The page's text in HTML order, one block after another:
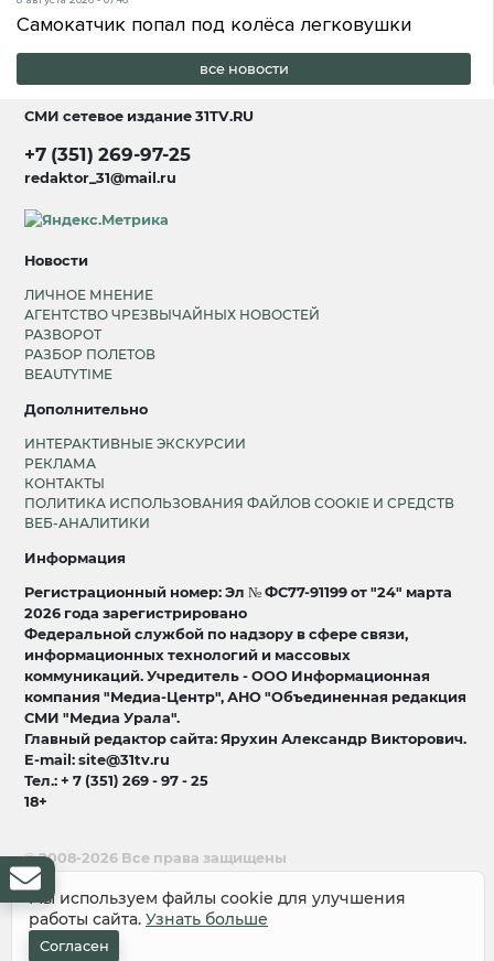
Самокатчик попал под колёса легковушки
все новости
СМИ сетевое издание31TV.RU
+7 (351) 269-97-25
redaktor_31@mail.ru
Новости
ЛИЧНОЕ МНЕНИЕ
АГЕНТСТВО ЧРЕЗВЫЧАЙНЫХ НОВОСТЕЙ
РАЗВОРОТ
РАЗБОР ПОЛЕТОВ
BEAUTYTIME
Дополнительно
ИНТЕРАКТИВНЫЕ ЭКСКУРСИИ
РЕКЛАМА
КОНТАКТЫ
ПОЛИТИКА ИСПОЛЬЗОВАНИЯ ФАЙЛОВ COOKIE И СРЕДСТВ
ВЕБ-АНАЛИТИКИ
Информация
Регистрационный номер: Эл № ФС77-91199 от "24" марта
2026 года зарегистрировано
Федеральной службой по надзору в сфере связи,
информационных технологий и массовых
коммуникаций. Учредитель - ООО Информационная
компания "Медиа-Центр", АНО "Объединенная редакция
СМИ "Медиа Урала".
Главный редактор сайта: Ярухин Александр Викторович.
E-mail: site@31tv.ru
Тел.: + 7 (351) 269 - 97 - 25
18+
© 2008-2026 Все права защищены
разработка и продвижение:
Мы используем файлы cookie для улучшения
работы сайта. Узнать больше
Согласен